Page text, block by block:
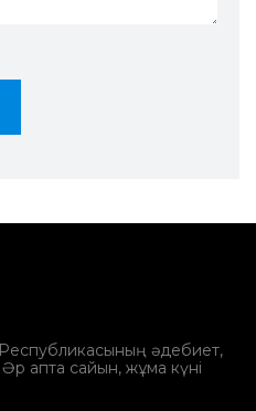
Республикасының әдебиет,
апта сайын, жұма күні